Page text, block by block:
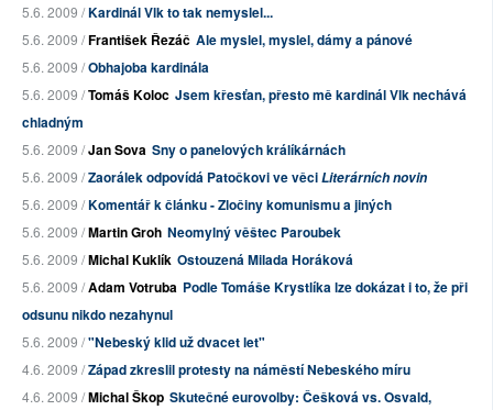
5.6. 2009 /Kardinál Vlk to tak nemyslel...
5.6. 2009 /František Řezáč Ale myslel, myslel, dámy a pánové
5.6. 2009 /Obhajoba kardinála
5.6. 2009 /Tomáš Koloc Jsem křesťan, přesto mě kardinál Vlk nechává
chladným
5.6. 2009 /Jan Sova Sny o panelových králíkárnách
5.6. 2009 /Zaorálek odpovídá Patočkovi ve věciLiterárních novin
5.6. 2009 /Komentář k článku - Zločiny komunismu a jiných
5.6. 2009 /Martin Groh Neomylný věštec Paroubek
5.6. 2009 /Michal Kuklík Ostouzená Milada Horáková
5.6. 2009 /Adam Votruba Podle Tomáše Krystlíka lze dokázat i to, že při
odsunu nikdo nezahynul
5.6. 2009 /"Nebeský klid už dvacet let"
4.6. 2009 /Západ zkreslil protesty na náměstí Nebeského míru
4.6. 2009 /Michal Škop Skutečné eurovolby: Češková vs. Osvald,